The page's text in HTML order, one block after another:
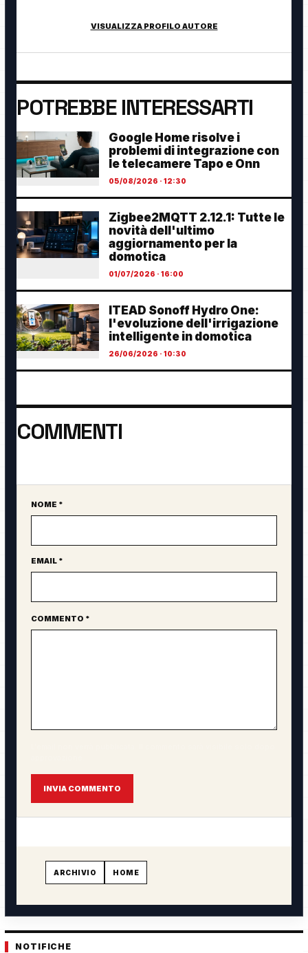
VISUALIZZA PROFILO AUTORE
POTREBBE INTERESSARTI
Google Home risolve i
problemi di integrazione con
le telecamere Tapo e Onn
05/08/2026 · 12:30
Zigbee2MQTT 2.12.1: Tutte le
novità dell'ultimo
aggiornamento per la
domotica
01/07/2026 · 16:00
ITEAD Sonoff Hydro One:
l'evoluzione dell'irrigazione
intelligente in domotica
26/06/2026 · 10:30
COMMENTI
Sito web
NOME *
EMAIL *
COMMENTO *
INVIA COMMENTO
ARCHIVIO HOME
NOTIFICHE